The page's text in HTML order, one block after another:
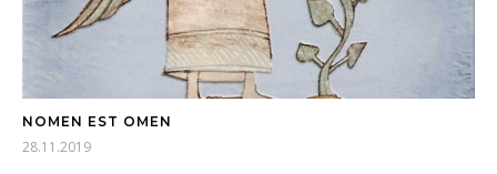
NOMEN EST OMEN
28.11.2019